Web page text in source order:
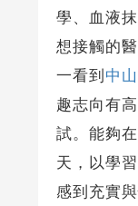
學、血液
想接觸的
一看到 中
趣志向有
試。能夠
天，以學
感到充實與